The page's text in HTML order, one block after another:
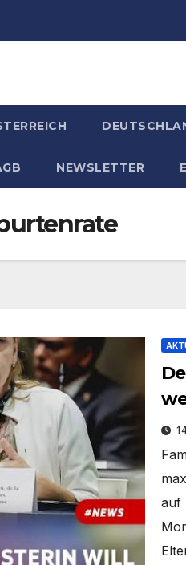
NEWSLETTER
auf